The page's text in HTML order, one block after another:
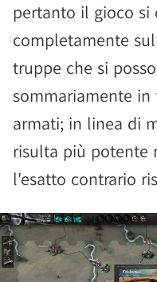
pertanto il gioco si
completamente
truppe che si
sommariamente in
armati; in linea di
risulta più potente
l'esatto contrario